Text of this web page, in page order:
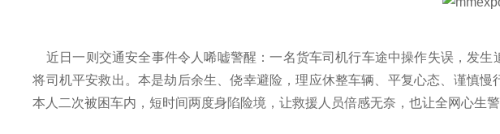
近日一则交通安全事件令人唏嘘警醒：一名货车司机行车途中操作失误，发
将司机平安救出。本是劫后余生、侥幸避险，理应休整车辆、平复心态、谨慎
本人二次被困车内，短时间两度身陷险境，让救援人员倍感无奈，也让全网心生警